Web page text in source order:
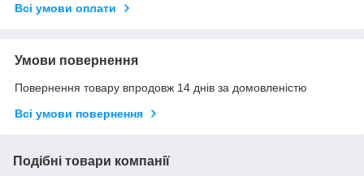
Всі умови оплати
Умови повернення
Повернення товару впродовж 14 днів за домовленістю
Всі умови повернення
Подібні товари компанії